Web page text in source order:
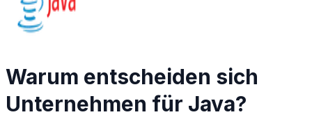
Warum entscheiden sich
Unternehmen für Java?